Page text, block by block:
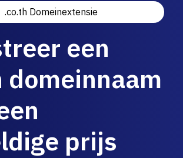
.co.th Domeinextensie
een
domeinnaam
prijs